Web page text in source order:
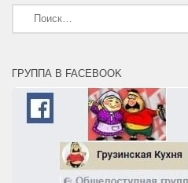
Найти:
ГРУППА В FACEBOOK